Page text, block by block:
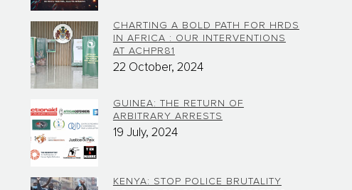
CHARTING A BOLD PATH FOR HRDS
IN AFRICA : OUR INTERVENTIONS
AT ACHPR81
22 October, 2024
GUINEA: THE RETURN OF
ARBITRARY ARRESTS
19 July, 2024
KENYA: STOP POLICE BRUTALITY